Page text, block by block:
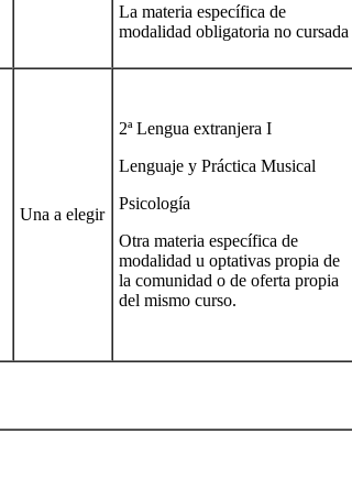
La materia específica de
modalidad obligatoria no cursada
Una a elegir
2ª Lengua extranjera I
Lenguaje y Práctica Musical
Psicología
Otra materia específica de
modalidad u optativas propia de
la comunidad o de oferta propia
del mismo curso.